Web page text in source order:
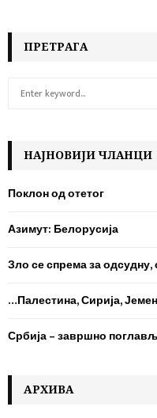
ПРЕТРАГА
h
f
o
:
НАЈНОВИЈИ ЧЛАНЦИ
Поклон од отетог
Азимут: Белорусија
Зло се спрема за
…Палестина, Сирија,
Србија – завршно
AРХИВА